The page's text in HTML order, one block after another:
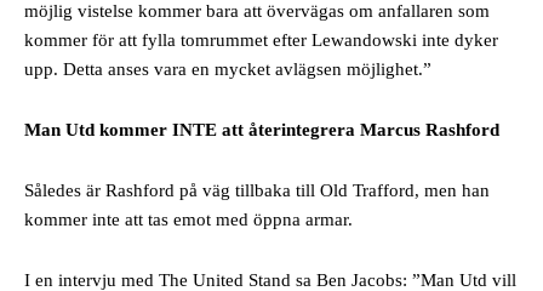
möjlig vistelse kommer bara att övervägas om anfallaren som
kommer för att fylla tomrummet efter Lewandowski inte dyker
upp. Detta anses vara en mycket avlägsen möjlighet.”
Man Utd kommer INTE att återintegrera Marcus Rashford
Således är Rashford på väg tillbaka till Old Trafford, men han
kommer inte att tas emot med öppna armar.
I en intervju med The United Stand sa Ben Jacobs: ”Man Utd vill